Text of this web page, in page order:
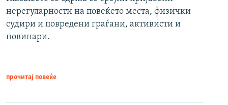
нерегуларности на повеќето места, физички
судири и повредени граѓани, активисти и
новинари.
прочитај повеќе